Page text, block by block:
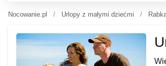
Nocowanie.pl Urlopy z małymi dziećmi